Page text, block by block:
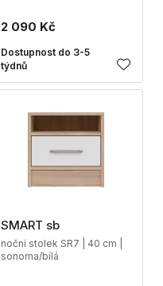
2 090 Kč
Dostupnost do 3-5
týdnů
SMART sb
noční stolek SR7 | 40 cm |
sonoma/bílá